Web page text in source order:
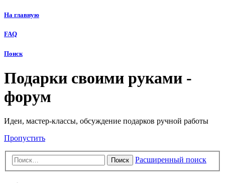
На главную
FAQ
Поиск
Подарки своими руками -
форум
Идеи, мастер-классы, обсуждение подарков ручной работы
Пропустить
Поиск Расширенный поиск